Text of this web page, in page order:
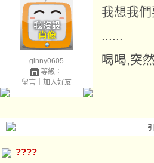
ginny0605
等級：
留言｜ 加入好友
我想我
......
喝喝,突
????